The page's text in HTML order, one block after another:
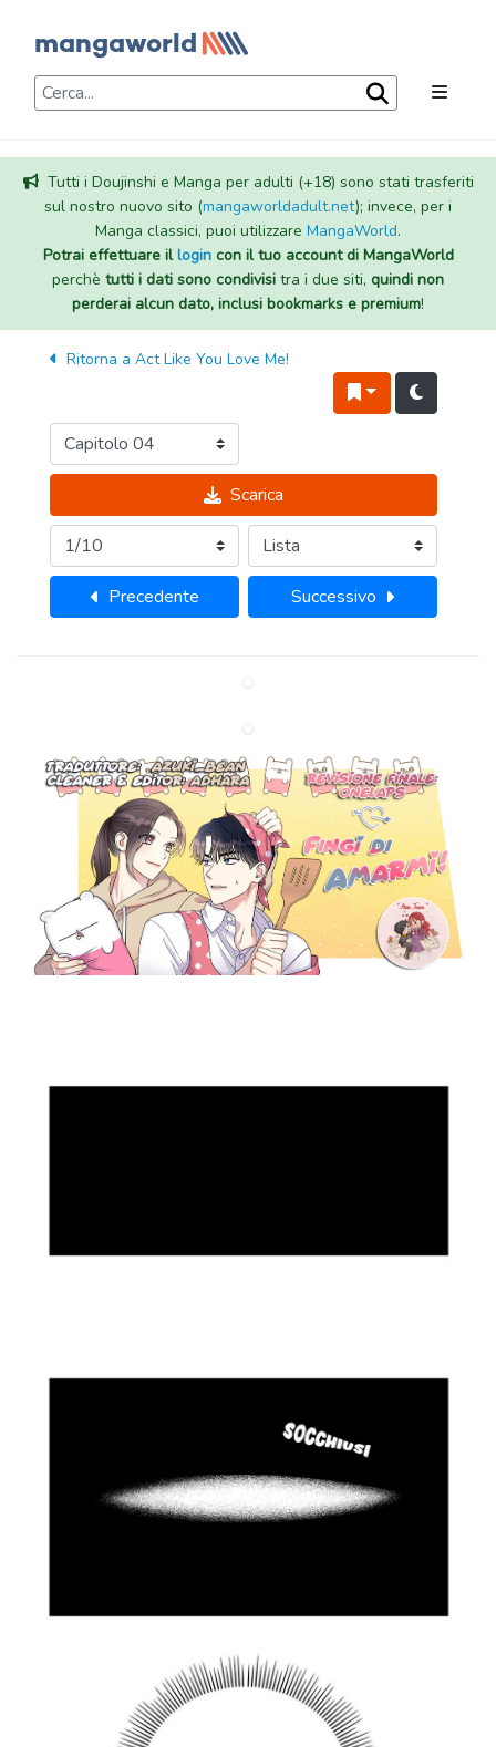
Tutti i Doujinshi e Manga per adulti (+18) sono stati trasferiti
sul nostro nuovo sito (mangaworldadult.net); invece, per i
Manga classici, puoi utilizzare MangaWorld.
Potrai effettuare illogincon il tuo account di MangaWorld
perchè tutti i dati sono condivisi tra i due siti, quindi non
perderai alcun dato, inclusi bookmarks e premium!
Ritorna a Act Like You Love Me!
Scarica
Precedente Successivo